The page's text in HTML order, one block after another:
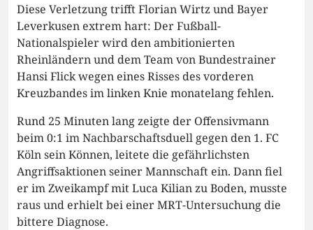
Diese Verletzung trifft Florian Wirtz und Bayer
Leverkusen extrem hart: Der Fußball-
Nationalspieler wird den ambitionierten
Rheinländern und dem Team von Bundestrainer
Hansi Flick wegen eines Risses des vorderen
Kreuzbandes im linken Knie monatelang fehlen.
Rund 25 Minuten lang zeigte der Offensivmann
beim 0:1 im Nachbarschaftsduell gegen den 1. FC
Köln sein Können, leitete die gefährlichsten
Angriffsaktionen seiner Mannschaft ein. Dann fiel
er im Zweikampf mit Luca Kilian zu Boden, musste
raus und erhielt bei einer MRT-Untersuchung die
bittere Diagnose.